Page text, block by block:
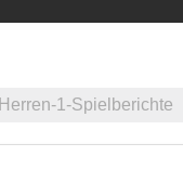
Herren-1-Spielberichte